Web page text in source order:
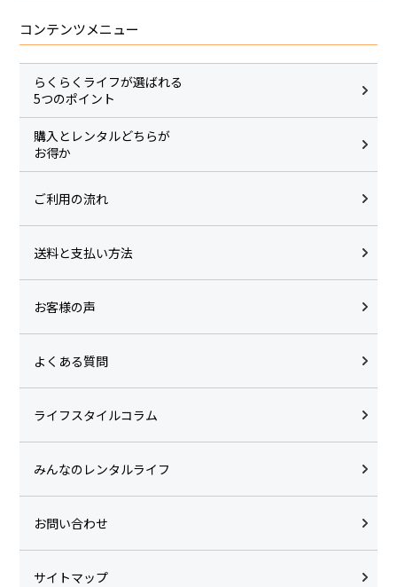
コンテンツメニュー
らくらくライフが選ばれる
5つのポイント
購入とレンタルどちらが
お得か
ご利用の流れ
送料と支払い方法
お客様の声
よくある質問
ライフスタイルコラム
みんなのレンタルライフ
お問い合わせ
サイトマップ